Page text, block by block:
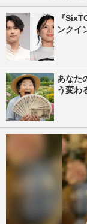
『
ンクイ
あなた
う変わ